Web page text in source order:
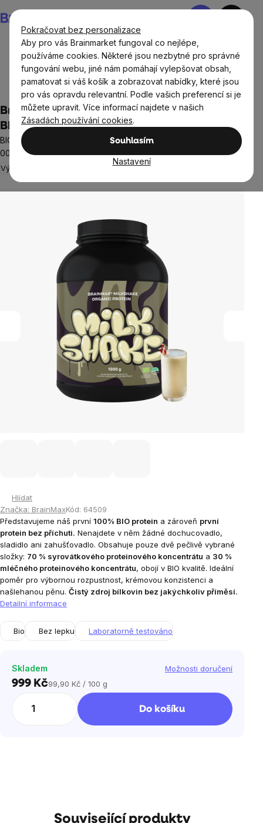
Pokračovat bez personalizace
Aby pro vás Brainmarket fungoval co nejlépe,
používáme cookies. Některé jsou nezbytné pro správné
fungování webu, jiné nám pomáhají vylepšovat obsah,
pamatovat si váš košík a zobrazovat nabídky, které jsou
pro vás opravdu relevantní. Podle vašich preferencí si je
můžete upravit. Více informací najdete v našich
Zásadách používání cookies.
Souhlasím
Nastavení
na
obsah
Nákupní
Doplňky stravy a výživa Proteiny
Syrovátkové whey
proteiny
BrainMax Milkshake Protein, bez příchutě,
BIO, 1000 g
BIO syrovátka + BIO mléčný protein, doplněk stravy, *CZ-BIO-
001 certifikát
Výživa svalů
hodnocení
hvězdiček.
10 hodnocení
Hlídat
Značka: BrainMaxKód: 64509
Představujeme náš první 100% BIO protein a zároveň první
protein bez příchuti. Nenajdete v něm žádné dochucovadlo,
sladidlo ani zahušťovadlo. Obsahuje pouze dvě pečlivě vybrané
složky: 70 % syrovátkového proteinového koncentrátu a 30 %
mléčného proteinového koncentrátu, obojí v BIO kvalitě. Ideální
poměr pro výbornou rozpustnost, krémovou konzistenci a
našlehanou pěnu. Čistý zdroj bílkovin bez jakýchkoliv příměsí.
Detailní informace
Bio Bez lepku Laboratorně testováno
Skladem Možnosti doručení
999 KčMěrná
99,90 Kč / 100 g
Do košíku
Související produkty